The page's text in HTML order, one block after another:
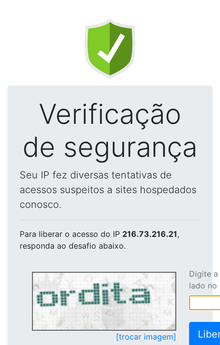
Verificação
de segurança
Seu IP fez diversas tentativas de
acessos suspeitos a sites hospedados
conosco.
Para liberar o acesso do IP 216.73.216.21,
responda ao desafio abaixo.
[trocar imagem]
Digite
lado no